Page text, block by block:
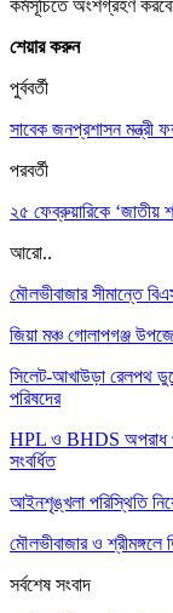
কর্মসূচিতে অংশগ্রহণ
শেয়ার করুন
পুর্ববর্তী
সাবেক জনপ্রশাসন মন্ত্রী
পরবর্তী
২৫ ফেব্রুয়ারিকে ‘জাতীয়
আরো..
মৌলভীবাজার সীমান্তে
জিয়া মঞ্চ গোলাপগঞ্জ
সিলেট-আখাউড়া রেলপথ
পরিষদের
HPL ও BHDS অপরাধ
সংবর্ধিত
আইনশৃঙ্খলা পরিস্থিতি
মৌলভীবাজার ও শ্রীমঙ্গলে
সর্বশেষ সংবাদ